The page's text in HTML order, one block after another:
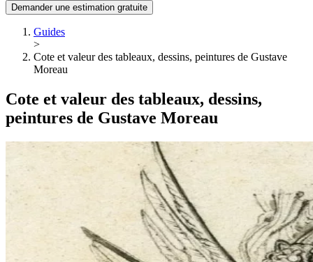
Demander une estimation gratuite
Guides
>
Cote et valeur des tableaux, dessins, peintures de Gustave
Moreau
Cote et valeur des tableaux, dessins,
peintures de Gustave Moreau